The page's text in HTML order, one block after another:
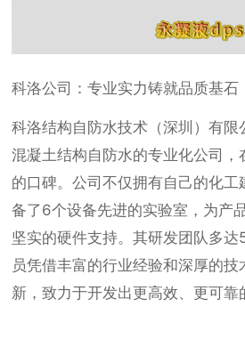
科洛公司：专业实力铸就品质基石
科洛结构自防水技术（深圳）有限
混凝土结构自防水的专业化公司，
的口碑。公司不仅拥有自己的化
备了6个设备先进的实验室，为产
坚实的硬件支持。其研发团队多
员凭借丰富的行业经验和深厚的技
新，致力于开发出更高效、更可靠